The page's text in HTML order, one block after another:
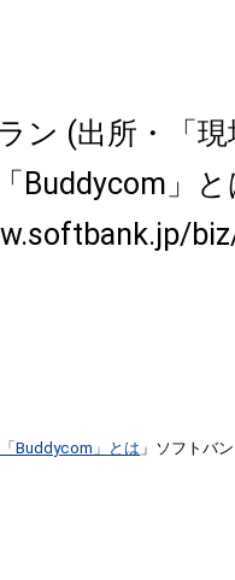
Buddycom」とは 」ソフトバ